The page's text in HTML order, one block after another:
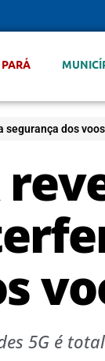
PARÁ
segurança dos voos
5G é